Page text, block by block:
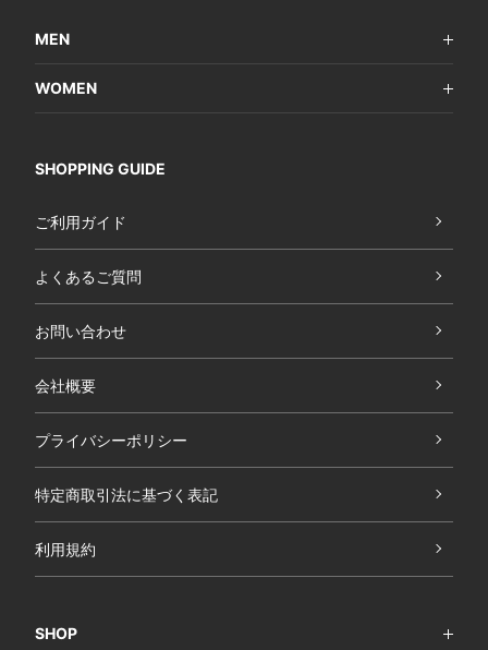
MEN
WOMEN
SHOPPING GUIDE
ご利用ガイド
よくあるご質問
お問い合わせ
会社概要
プライバシーポリシー
特定商取引法に基づく表記
利用規約
SHOP